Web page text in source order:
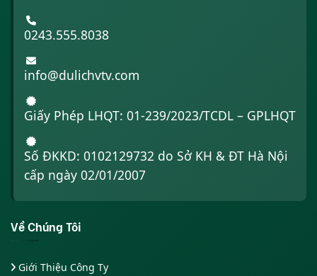
0243.555.8038
info@dulichvtv.com
Giấy Phép LHQT: 01-239/2023/TCDL – GPLHQT
Số ĐKKD: 0102129732 do Sở KH & ĐT Hà Nội
cấp ngày 02/01/2007
Về Chúng Tôi
Giới Thiệu Công Ty